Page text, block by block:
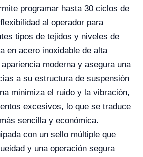
programar hasta 30 ciclos de
al operador para
tipos de tejidos y niveles de
en acero inoxidable de alta
moderna y asegura una
a su estructura de suspensión
minimiza el ruido y la vibración,
excesivos, lo que se traduce
sencilla y económica.
con un sello múltiple que
y una operación segura